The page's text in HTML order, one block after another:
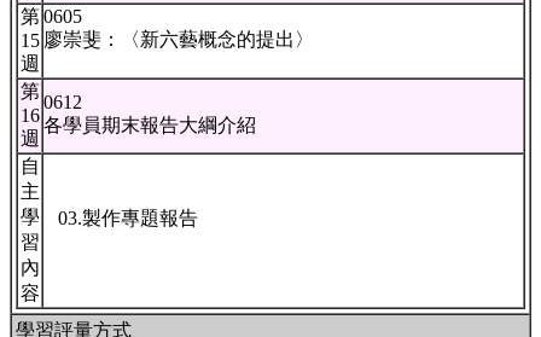
第
15
週
0605
廖崇斐：〈新六藝概念的提出〉
第
16
週
0612
各學員期末報告大綱介紹
自
主
學
習
內
容
03.製作專題報告
學習評量方式